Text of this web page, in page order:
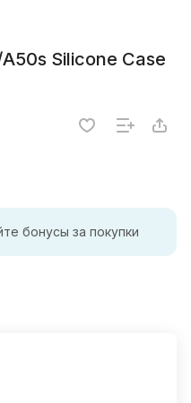
Silicone Case
бонусы за покупки